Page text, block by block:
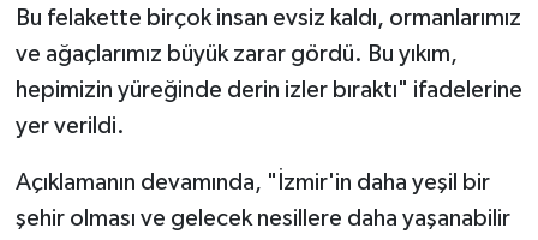
Bu felakette birçok insan evsiz kaldı, ormanlarımız
ve ağaçlarımız büyük zarar gördü. Bu yıkım,
hepimizin yüreğinde derin izler bıraktı" ifadelerine
yer verildi.
Açıklamanın devamında, "İzmir'in daha yeşil bir
şehir olması ve gelecek nesillere daha yaşanabilir